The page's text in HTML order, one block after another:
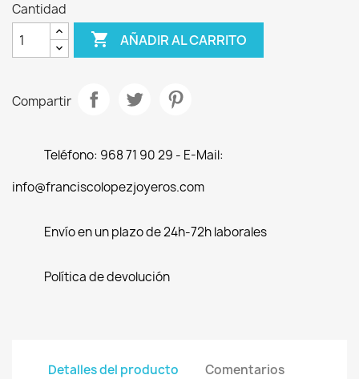
Cantidad
 AÑADIR AL CARRITO
Compartir
Teléfono: 968 71 90 29 - E-Mail:
info@franciscolopezjoyeros.com
Envío en un plazo de 24h-72h laborales
Política de devolución
Detalles del producto Comentarios